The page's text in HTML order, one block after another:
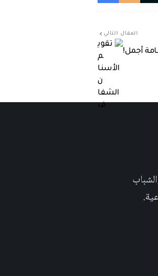
المقال التالي
أجمل!
والباحثين والشباب